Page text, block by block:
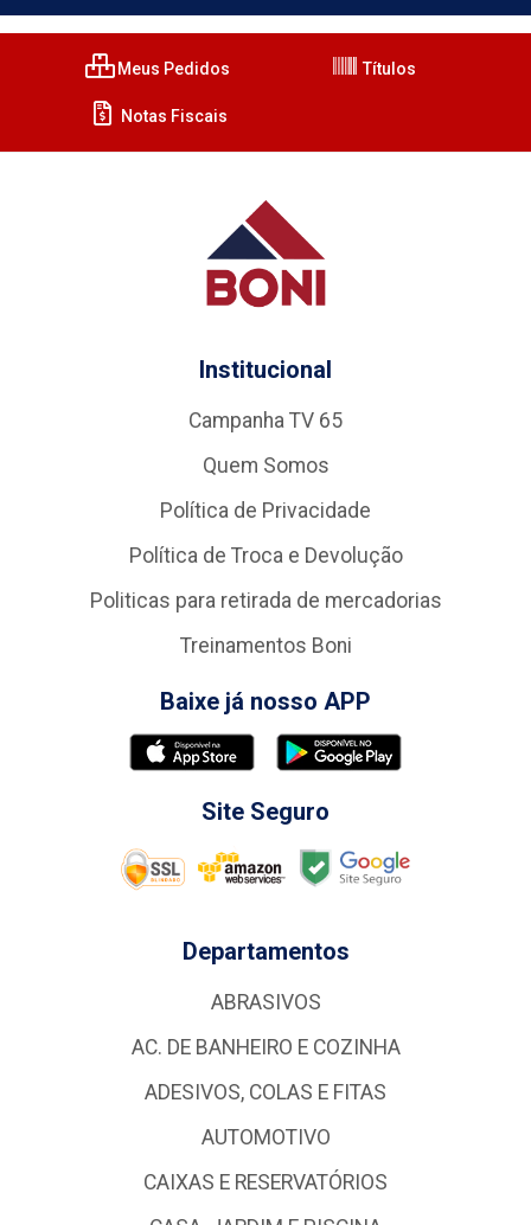
Meus Pedidos Títulos
Notas Fiscais
Institucional
Campanha TV 65
Quem Somos
Política de Privacidade
Política de Troca e Devolução
Politicas para retirada de mercadorias
Treinamentos Boni
Baixe já nosso APP
Site Seguro
Departamentos
ABRASIVOS
AC. DE BANHEIRO E COZINHA
ADESIVOS, COLAS E FITAS
AUTOMOTIVO
CAIXAS E RESERVATÓRIOS